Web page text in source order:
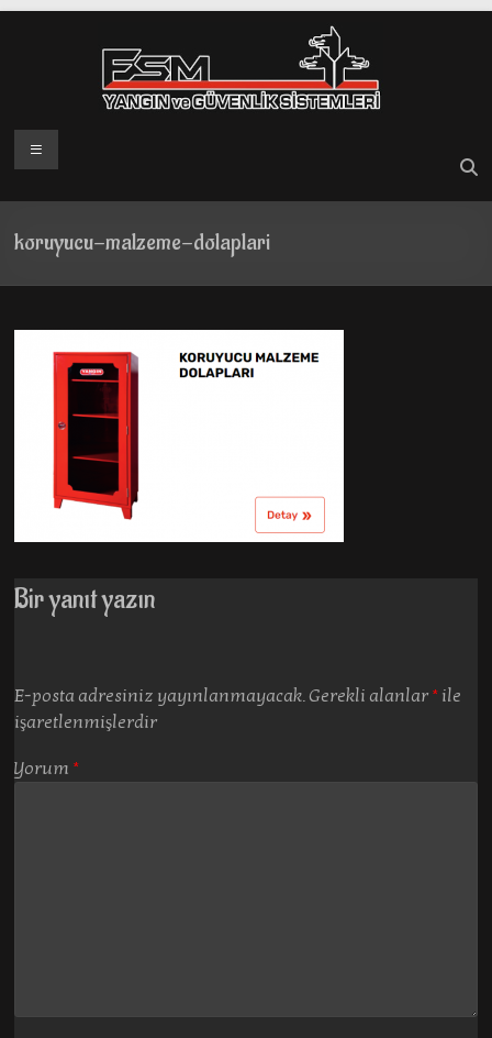
Menü
koruyucu-malzeme-dolaplari
Bir yanıt yazın
E-posta adresiniz yayınlanmayacak. Gerekli alanlar * ile
işaretlenmişlerdir
Yorum *